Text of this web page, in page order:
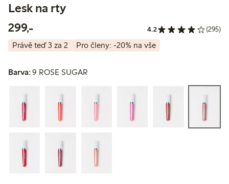
Lesk na rty
299,-299,00 Kč 4.2 (295)
Právě teď 3 za 2 Pro členy: -20% na vše
Barva:9 ROSE SUGAR